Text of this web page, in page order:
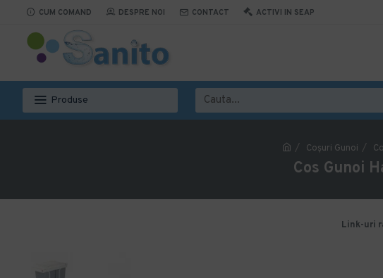
CUM COMAND DESPRE NOI CONTACT ACTIVI IN SEAP
Produse
Coşuri Gunoi
Cos Gunoi
Link-uri